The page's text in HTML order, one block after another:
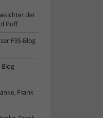
der
Puff
F95-Blog
Blog
Frank